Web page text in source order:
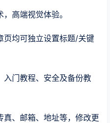
高端视觉体验。
页均可独立设置标题/关键
入门教程、安全及备份教
、邮箱、地址等，修改更